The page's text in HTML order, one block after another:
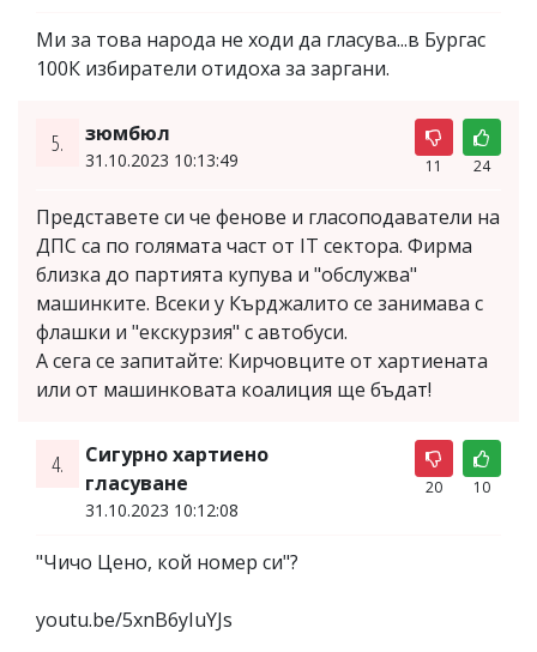
Ми за това народа не ходи да гласува...в Бургас
100К избиратели отидоха за заргани.
5. зюмбюл
31.10.2023 10:13:49 11 24
Представете си че фенове и гласоподаватели на
ДПС са по голямата част от IT сектора. Фирма
близка до партията купува и "обслужва"
машинките. Всеки у Кърджалито се занимава с
флашки и "екскурзия" с автобуси.
А сега се запитайте: Кирчовците от хартиената
или от машинковата коалиция ще бъдат!
4.
Сигурно хартиено
гласуване
31.10.2023 10:12:08
20 10
"Чичо Цено, кой номер си"?
youtu.be/5xnB6yIuYJs